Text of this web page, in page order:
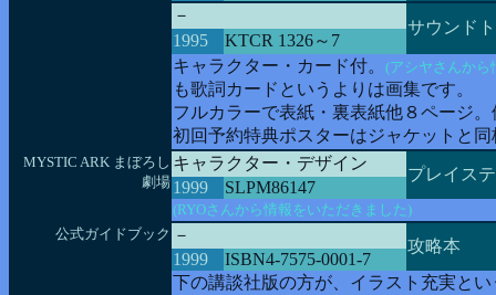
－
サウンド
1995
KTCR 1326～7
キャラクター・カード付。 (アシヤさんから
も歌詞カードというよりは画集です。
フルカラーで表紙・裏表紙他８ページ
初回予約特典ポスターはジャケットと
MYSTIC ARK まぼろし
劇場
キャラクター・デザイン
プレイス
1999 SLPM86147
(RYOさんから情報をいただきました)
公式ガイドブック －
攻略本
1999
ISBN4-7575-0001-7
下の講談社版の方が、イラスト充実と